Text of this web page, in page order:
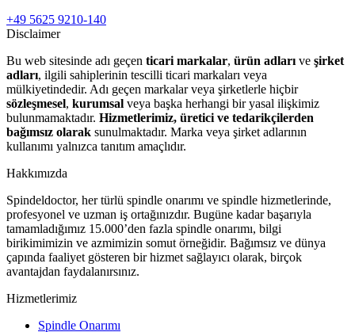
+49 5625 9210-140
Disclaimer
Bu web sitesinde adı geçen ticari markalar, ürün adları ve şirket
adları, ilgili sahiplerinin tescilli ticari markaları veya
mülkiyetindedir. Adı geçen markalar veya şirketlerle hiçbir
sözleşmesel, kurumsal veya başka herhangi bir yasal ilişkimiz
bulunmamaktadır. Hizmetlerimiz, üretici ve tedarikçilerden
bağımsız olarak sunulmaktadır. Marka veya şirket adlarının
kullanımı yalnızca tanıtım amaçlıdır.
Hakkımızda
Spindeldoctor, her türlü spindle onarımı ve spindle hizmetlerinde,
profesyonel ve uzman iş ortağınızdır. Bugüne kadar başarıyla
tamamladığımız 15.000’den fazla spindle onarımı, bilgi
birikimimizin ve azmimizin somut örneğidir. Bağımsız ve dünya
çapında faaliyet gösteren bir hizmet sağlayıcı olarak, birçok
avantajdan faydalanırsınız.
Hizmetlerimiz
Spindle Onarımı